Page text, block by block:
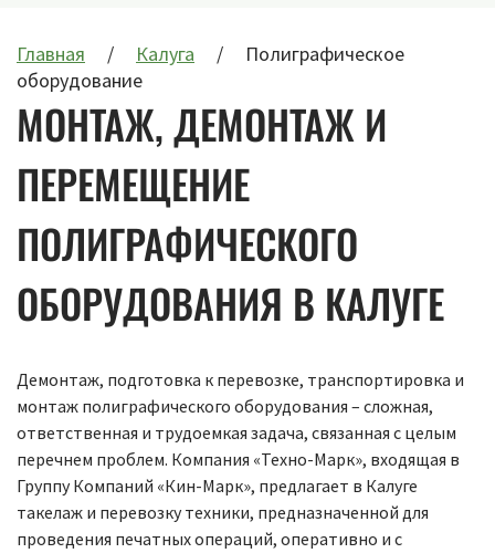
Главная Калуга
Полиграфическое
оборудование
МОНТАЖ, ДЕМОНТАЖ И
ПЕРЕМЕЩЕНИЕ
ПОЛИГРАФИЧЕСКОГО
ОБОРУДОВАНИЯ В КАЛУГЕ
Демонтаж, подготовка к перевозке, транспортировка и
монтаж полиграфического оборудования – сложная,
ответственная и трудоемкая задача, связанная с целым
перечнем проблем. Компания «Техно-Марк», входящая в
Группу Компаний «Кин-Марк», предлагает в Калуге
такелаж и перевозку техники, предназначенной для
проведения печатных операций, оперативно и с